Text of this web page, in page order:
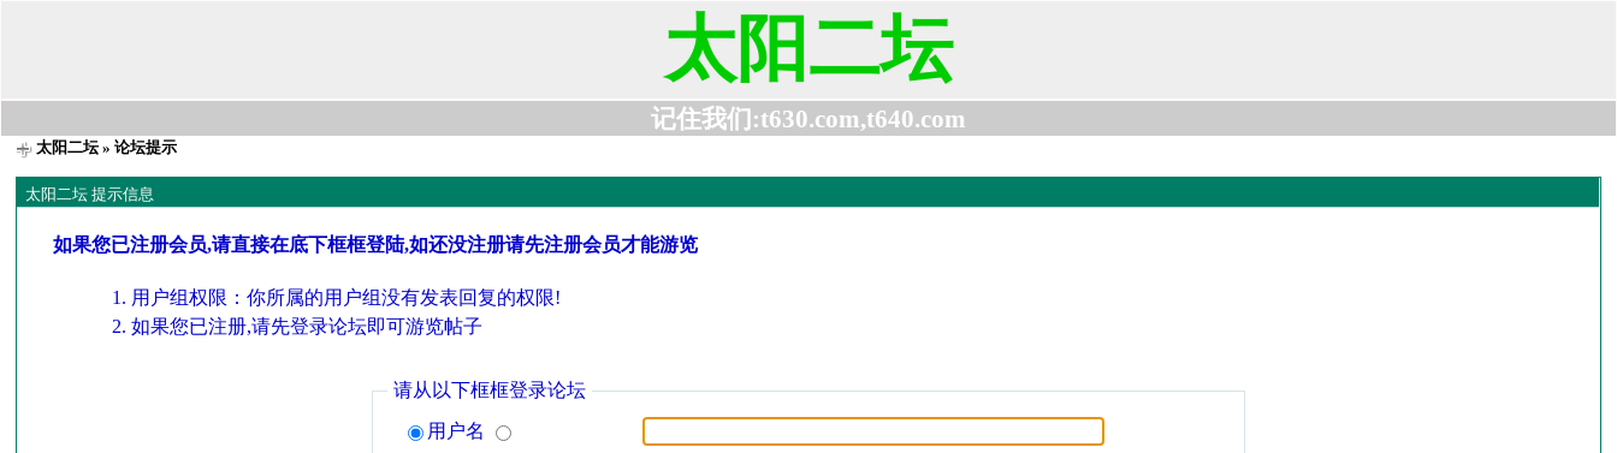
太阳二坛
记住我们:t630.com,t640.com
太阳二坛» 论坛提示
太阳二坛 提示信息
如果您已注册会员,请直接在底下框框登陆,如还没注册请先注册会员才能游览
用户组权限：你所属的用户组没有发表回复的权限!
如果您已注册,请先登录论坛即可游览帖子
请从以下框框登录论坛
用户名